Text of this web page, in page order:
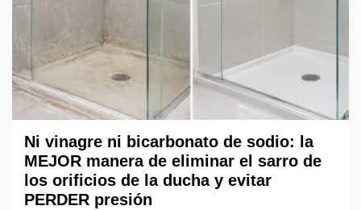
Ni vinagre ni bicarbonato de sodio: la
MEJOR manera de eliminar el sarro de
los orificios de la ducha y evitar
PERDER presión